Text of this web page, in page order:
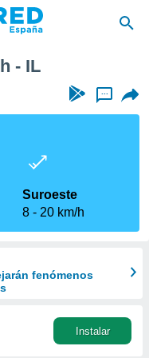
- IL
...
Suroeste
8
20 km/h
fenómenos
Instalar